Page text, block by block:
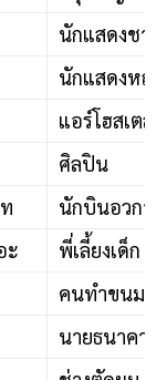
นักแสดงชาย
นักแสดงหญิง
แอร์โฮสเตส
ศิลปิน
นักบินอวกาศ
ะ
พี่เลี้ยงเด็ก
คนทำขนมปัง
นายธนาคาร